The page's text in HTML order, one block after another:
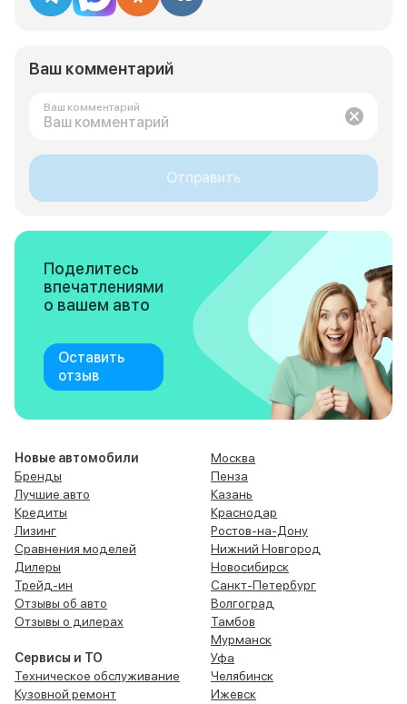
Ваш комментарий
Ваш комментарий
Отправить
Поделитесь
впечатлениями
о вашем авто
Оставить
отзыв
Новые автомобили
Бренды
Лучшие авто
Кредиты
Лизинг
Сравнения моделей
Дилеры
Трейд-ин
Отзывы об авто
Отзывы о дилерах
Сервисы и ТО
Техническое обслуживание
Кузовной ремонт
Москва
Пенза
Казань
Краснодар
Ростов-на-Дону
Нижний Новгород
Новосибирск
Санкт-Петербург
Волгоград
Тамбов
Мурманск
Уфа
Челябинск
Ижевск